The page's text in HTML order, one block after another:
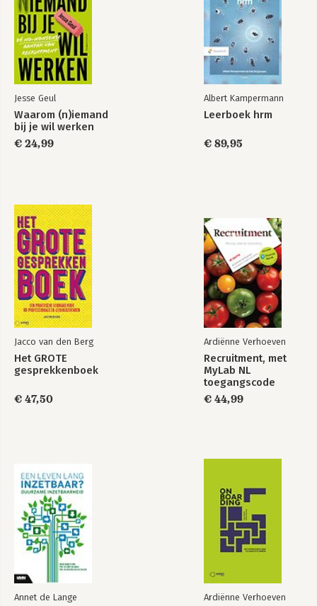
Gedrag en
veiligheid
The Wiley Blackwell
Handbook of the
Psychology of
Occupational Safety
and Workplace
Health
Bekijk alle boeken
Jesse Geul
Waarom (n)iemand
bij je wil werken
€ 24,99
Albert Kampermann
Leerboek hrm
€ 89,95
Jacco van den Berg
Het GROTE
gesprekkenboek
€ 47,50
Ardiënne Verhoeven
Recruitment, met
MyLab NL
toegangscode
€ 44,99
Annet de Lange Ardiënne Verhoeven